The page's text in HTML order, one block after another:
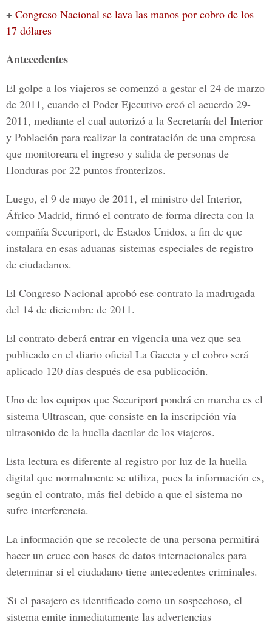
+ Congreso Nacional se lava las manos por cobro de los
17 dólares
Antecedentes
El golpe a los viajeros se comenzó a gestar el 24 de marzo
de 2011, cuando el Poder Ejecutivo creó el acuerdo 29-
2011, mediante el cual autorizó a la Secretaría del Interior
y Población para realizar la contratación de una empresa
que monitoreara el ingreso y salida de personas de
Honduras por 22 puntos fronterizos.
Luego, el 9 de mayo de 2011, el ministro del Interior,
Áfrico Madrid, firmó el contrato de forma directa con la
compañía Securiport, de Estados Unidos, a fin de que
instalara en esas aduanas sistemas especiales de registro
de ciudadanos.
El Congreso Nacional aprobó ese contrato la madrugada
del 14 de diciembre de 2011.
El contrato deberá entrar en vigencia una vez que sea
publicado en el diario oficial La Gaceta y el cobro será
aplicado 120 días después de esa publicación.
Uno de los equipos que Securiport pondrá en marcha es el
sistema Ultrascan, que consiste en la inscripción vía
ultrasonido de la huella dactilar de los viajeros.
Esta lectura es diferente al registro por luz de la huella
digital que normalmente se utiliza, pues la información es,
según el contrato, más fiel debido a que el sistema no
sufre interferencia.
La información que se recolecte de una persona permitirá
hacer un cruce con bases de datos internacionales para
determinar si el ciudadano tiene antecedentes criminales.
'Si el pasajero es identificado como un sospechoso, el
sistema emite inmediatamente las advertencias